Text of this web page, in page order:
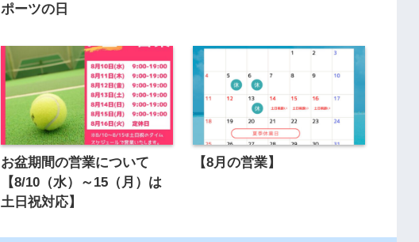
ポーツの日
お盆期間の営業について
【8/10（水）～15（月）は
土日祝対応】
【8月の営業】